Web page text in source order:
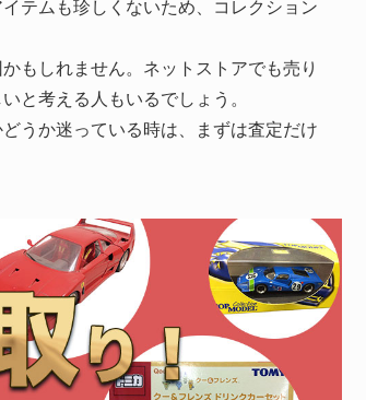
テムも珍しくないため、コレクション
もしれません。ネットストアでも売り
と考える人もいるでしょう。
うか迷っている時は、まずは査定だけ